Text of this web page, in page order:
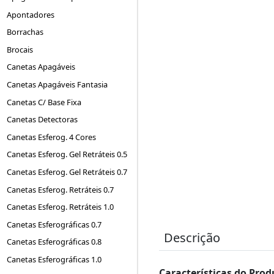
Apontadores
Borrachas
Brocais
Canetas Apagáveis
Canetas Apagáveis Fantasia
Canetas C/ Base Fixa
Canetas Detectoras
Canetas Esferog. 4 Cores
Canetas Esferog. Gel Retráteis 0.5
Canetas Esferog. Gel Retráteis 0.7
Canetas Esferog. Retráteis 0.7
Canetas Esferog. Retráteis 1.0
Canetas Esferográficas 0.7
Canetas Esferográficas 0.8
Canetas Esferográficas 1.0
Descrição